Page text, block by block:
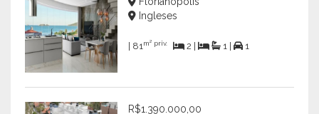
Ingleses
| 81m² priv. 2 | 1 | 1
R$1.390.000,00